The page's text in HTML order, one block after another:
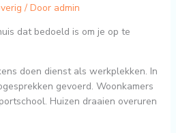
/ Door admin
dat bedoeld is om je op te
doen dienst als werkplekken. In
gevoerd. Woonkamers
Huizen draaien overuren